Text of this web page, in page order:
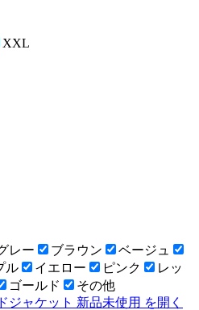
XXL
レー ブラウン
ベージュ
ル イエロー ピンク
レッ
ゴールド
その他
ジャケット 新品未使用 を開く